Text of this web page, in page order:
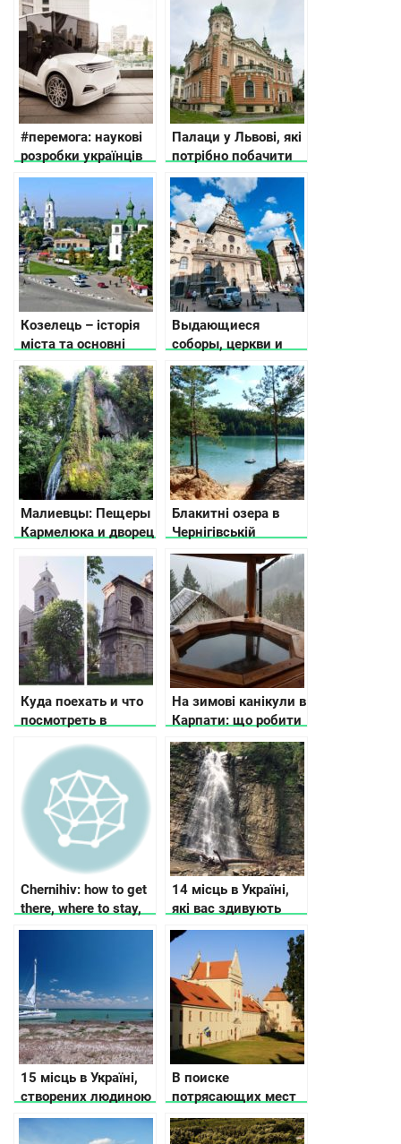
#перемога: наукові
розробки українців
за останні роки
Палаци у Львові, які
потрібно побачити
Козелець – історія
міста та основні
пам’ятки
Выдающиеся
соборы, церкви и
храмы во Львове
Малиевцы: Пещеры
Кармелюка и дворец
Блакитні озера в
Чернігівській
області
Куда поехать и что
посмотреть в
На зимові канікули в
Карпати: що робити
Chernihiv: how to get
there, where to stay,
what to see
14 місць в Україні,
які вас здивують
15 місць в Україні,
створених людиною
та природою, які вам
точно сподобаються
В поиске
потрясающих мест
Львовской области
– замки, дворцы и